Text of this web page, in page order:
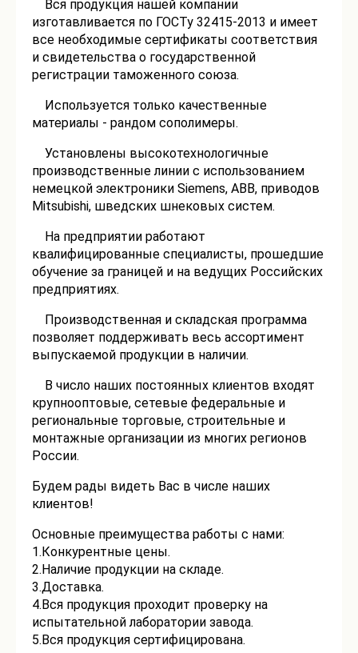
Вся продукция нашей компании
изготавливается по ГОСТу 32415-2013 и имеет
все необходимые сертификаты соответствия
и свидетельства о государственной
регистрации таможенного союза.
Используется только качественные
материалы - рандом сополимеры.
Установлены высокотехнологичные
производственные линии с использованием
немецкой электроники Siemens, ABB, приводов
Mitsubishi, шведских шнековых систем.
На предприятии работают
квалифицированные специалисты, прошедшие
обучение за границей и на ведущих Российских
предприятиях.
Производственная и складская программа
позволяет поддерживать весь ассортимент
выпускаемой продукции в наличии.
В число наших постоянных клиентов входят
крупнооптовые, сетевые федеральные и
региональные торговые, строительные и
монтажные организации из многих регионов
России.
Будем рады видеть Вас в числе наших
клиентов!
Основные преимущества работы с нами:
1.Конкурентные цены.
2.Наличие продукции на складе.
3.Доставка.
4.Вся продукция проходит проверку на
испытательной лаборатории завода.
5.Вся продукция сертифицирована.